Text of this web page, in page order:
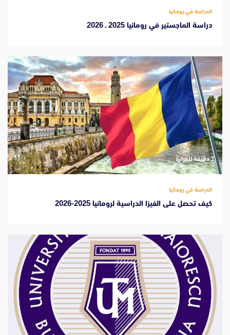
الدراسة في رومانيا
دراسة الماجستير في رومانيا 2025 ـ 2026
‫1 دقيقة للقراءة
الدراسة في رومانيا
كيف تحصل على الفيزا الدراسية لرومانيا 2025-2026